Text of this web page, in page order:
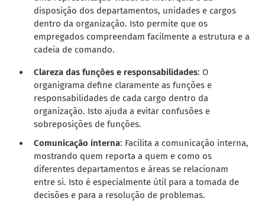
disposição dos departamentos, unidades e cargos
dentro da organização. Isto permite que os
empregados compreendam facilmente a estrutura e a
cadeia de comando.
Clareza das funções e responsabilidades: O
organigrama define claramente as funções e
responsabilidades de cada cargo dentro da
organização. Isto ajuda a evitar confusões e
sobreposições de funções.
Comunicação interna: Facilita a comunicação interna,
mostrando quem reporta a quem e como os
diferentes departamentos e áreas se relacionam
entre si. Isto é especialmente útil para a tomada de
decisões e para a resolução de problemas.